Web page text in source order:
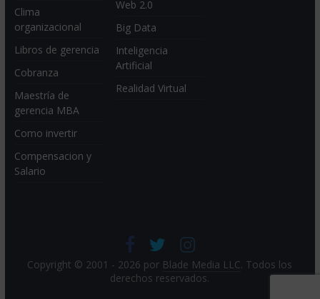
Clima
organizacional
Libros de gerencia
Cobranza
Maestría de
gerencia MBA
Como invertir
Compensacion y
Salario
Web 2.0
Big Data
Inteligencia
Artificial
Realidad Virtual
Copyright © 2001 - 2026 por Blade Media LLC. Todos los
derechos reservados.